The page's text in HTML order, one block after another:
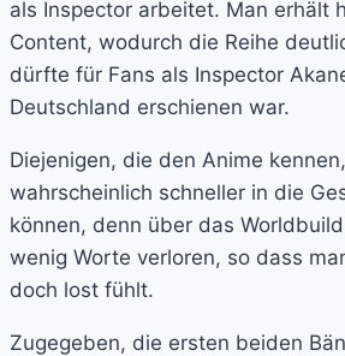
als Inspector arbeitet. Man erhält
Content, wodurch die Reihe
dürfte für Fans als Inspector
Deutschland erschienen war.
Diejenigen, die den Anime
wahrscheinlich schneller in die
können, denn über das
wenig Worte verloren, so dass
doch lost fühlt.
Zugegeben, die ersten beiden